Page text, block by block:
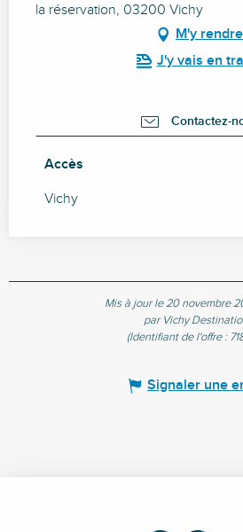
la réservation, 03200 Vichy
M'y rendre
J'y vais en
Contactez-
Accès
Accès
Vichy
Mis à jour le 20 novembre
par Vichy
(Identifiant de l'offre :
Signaler une